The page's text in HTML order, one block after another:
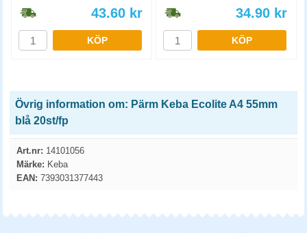
43.60 kr
KÖP
34.90 kr
KÖP
Övrig information om: Pärm Keba Ecolite A4 55mm
blå 20st/fp
Art.nr: 14101056
Märke: Keba
EAN: 7393031377443